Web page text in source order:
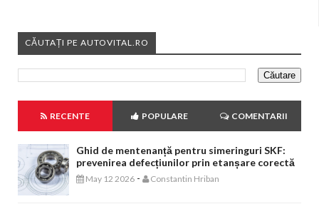
CĂUTAȚI PE AUTOVITAL.RO
RECENTE POPULARE COMENTARII
Ghid de mentenanță pentru simeringuri SKF:
prevenirea defecțiunilor prin etanșare corectă
May 12 2026 - Constantin Hriban